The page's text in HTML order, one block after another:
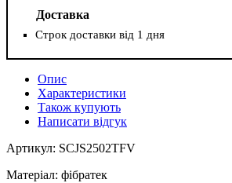
Доставка
Строк доставки від 1 дня
Опис
Характеристики
Також купують
Написати відгук
Артикул: SCJS2502TFV
Матеріал: фібратек